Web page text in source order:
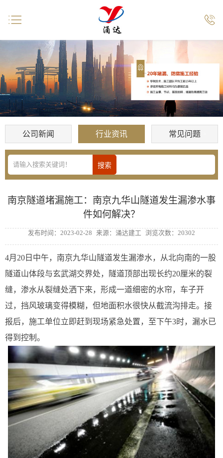
公司新闻 行业资讯 常见问题
南京隧道堵漏施工：南京九华山隧道发生漏渗水事
件如何解决？
发布时间：2023-02-28 来源：涌达建工 浏览次数：20302
4月20日中午，南京九华山隧道发生漏渗水，从北向南的一股
隧道山体段与玄武湖交界处，隧道顶部出现长约20厘米的裂
缝，渗水从裂缝处洒下来，形成一道细密的水帘，车子开
过，挡风玻璃变得模糊，但地面积水很快从截流沟排走。接
报后，施工单位立即赶到现场紧急处置，至下午3时，漏水已
得到控制。
 